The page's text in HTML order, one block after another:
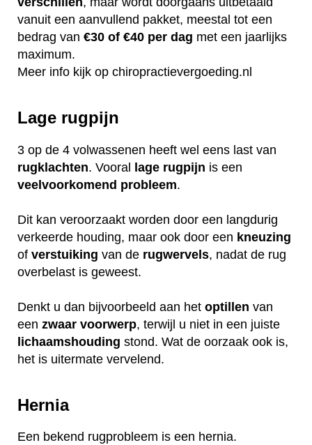
vanuit een aanvullend pakket, meestal tot een
bedrag van €30 of €40 per dag met een jaarlijks
maximum.
Meer info kijk op chiropractievergoeding.nl
Lage rugpijn
3 op de 4 volwassenen heeft wel eens last van
rugklachten. Vooral lage rugpijn is een
veelvoorkomend probleem.
Dit kan veroorzaakt worden door een langdurig
verkeerde houding, maar ook door een kneuzing
of verstuiking van de rugwervels, nadat de rug
overbelast is geweest.
Denkt u dan bijvoorbeeld aan het optillen van
een zwaar voorwerp, terwijl u niet in een juiste
lichaamshouding stond. Wat de oorzaak ook is,
het is uitermate vervelend.
Hernia
Een bekend rugprobleem is een hernia.